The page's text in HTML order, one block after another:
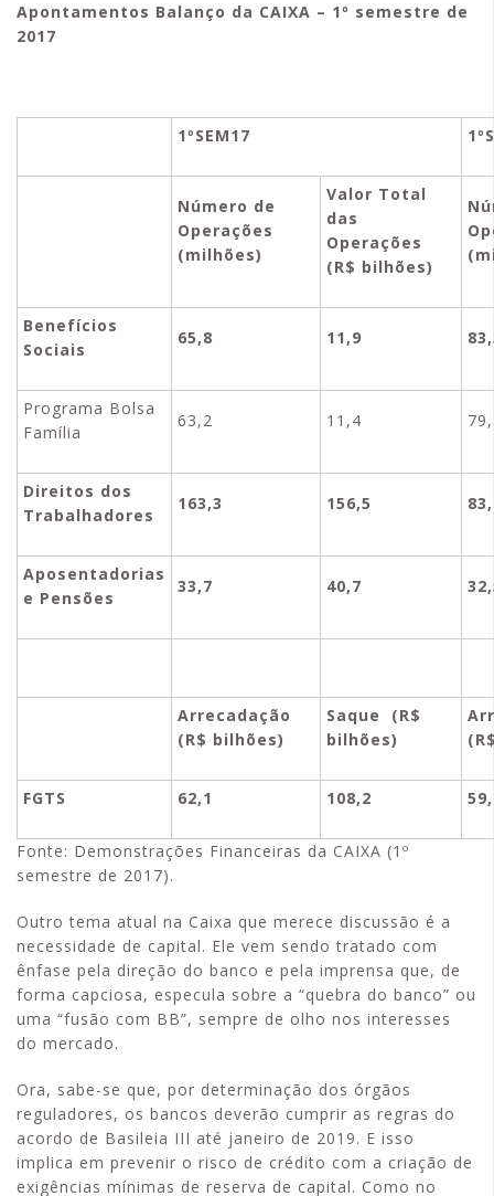
Apontamentos Balanço da CAIXA – 1º semestre de
2017
1ºSEM17
Número de
Operações
(milhões)
Valor Total
das
Operações
(R$ bilhões)
Benefícios
Sociais
65,8 11,9
Programa Bolsa
Família
63,2 11,4
Direitos dos
Trabalhadores
163,3 156,5
Aposentadorias
e Pensões
33,7 40,7
Arrecadação
(R$ bilhões)
Saque (R$
bilhões)
FGTS 62,1 108,2
Fonte: Demonstrações Financeiras da CAIXA (1º
semestre de 2017).
Outro tema atual na Caixa que merece discussão é a
necessidade de capital. Ele vem sendo tratado com
ênfase pela direção do banco e pela imprensa que, de
forma capciosa, especula sobre a “quebra do banco” ou
uma “fusão com BB”, sempre de olho nos interesses
do mercado.
Ora, sabe-se que, por determinação dos órgãos
reguladores, os bancos deverão cumprir as regras do
acordo de Basileia III até janeiro de 2019. E isso
implica em prevenir o risco de crédito com a criação de
exigências mínimas de reserva de capital. Como no